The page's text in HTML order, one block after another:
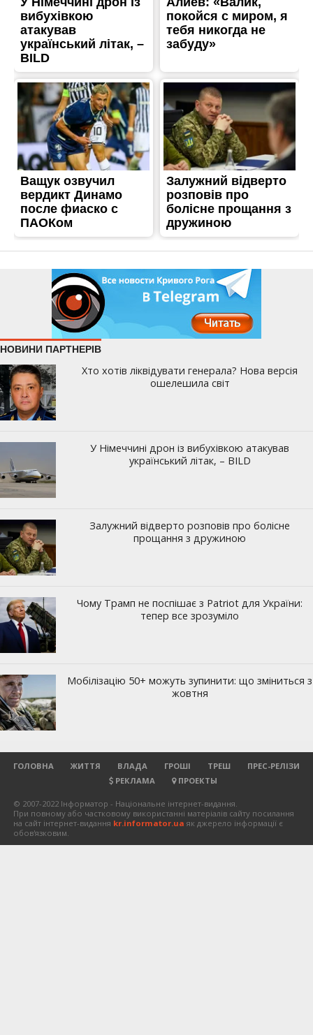
ГОЛОВНА ЖИТТЯ ВЛАДА ГРОШІ ТРЕШ
ПРЕС-РЕЛІЗИ
РЕКЛАМА
ПРОЕКТЫ
© 2007-2022 Інформатор - Національне інтернет-видання.
При повному або частковому використанні матеріалів сайту посилання
на сайт інтернет-видання kr.informator.ua як джерело інформації є
обов'язковим.